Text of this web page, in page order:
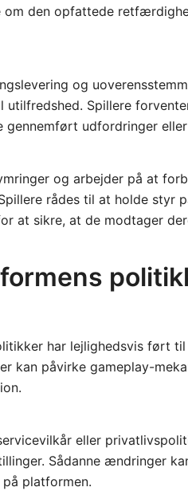
om den opfattede
og
utilfredshed. Spillere
udfordringer eller
og arbejder på at
rådes til at holde styr
at sikre, at de modtager
har lejlighedsvis ført
kan påvirke gameplay-
eller
Sådanne ændringer
platformen.